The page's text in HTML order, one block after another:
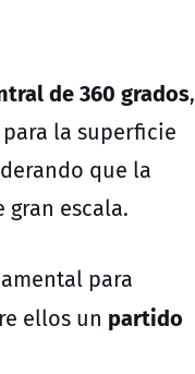
de 360 grados,
la superficie
que la
escala.
para
ellos un partido